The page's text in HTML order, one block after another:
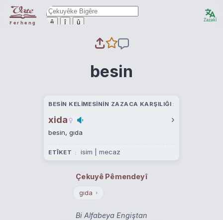
Ferheng ê î û Zazakî
besin
BESIN KELIMESININ ZAZACA KARŞILIĞI
xida ›
besin, gıda
ETÎKET isim | mecaz
Çekuyê Pêmendeyî
gıda ›
Bi Alfabeya Engiştan